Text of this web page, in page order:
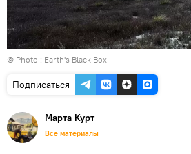
© Photo : Earth's Black Box
Подписаться
Марта Курт
Все материалы